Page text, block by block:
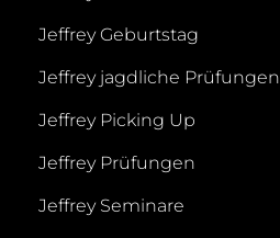
Jeffrey Geburtstag
Jeffrey jagdliche Prüfungen
Jeffrey Picking Up
Jeffrey Prüfungen
Jeffrey Seminare